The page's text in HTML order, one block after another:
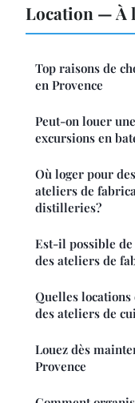
Location — À
Top raisons de
en Provence
Peut-on louer
excursions en
Où loger pour
ateliers de
distilleries?
Est-il possible
des ateliers de
Quelles locations
des ateliers de
Louez dès
Provence